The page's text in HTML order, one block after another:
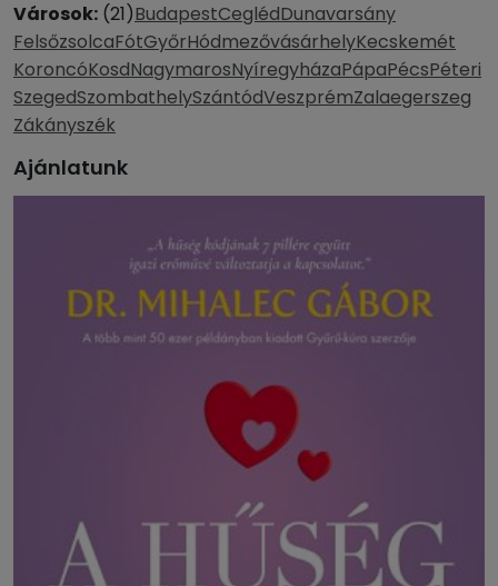
Városok: (21)BudapestCeglédDunavarsány
FelsőzsolcaFótGyőrHódmezővásárhelyKecskemét
KoroncóKosdNagymarosNyíregyházaPápaPécsPéteri
SzegedSzombathelySzántódVeszprémZalaegerszeg
Zákányszék
Ajánlatunk